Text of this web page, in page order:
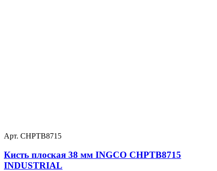
Арт. CHPTB8715
Кисть плоская 38 мм INGCO CHPTB8715
INDUSTRIAL